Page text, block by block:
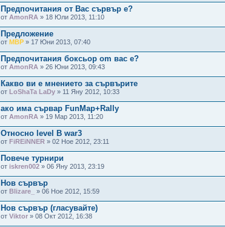
Предпочитания от Вас сървър e?
от AmonRA » 18 Юли 2013, 11:10
Предложение
от MBP » 17 Юни 2013, 07:40
Предпочитания боксьор om вас e?
от AmonRA » 26 Юни 2013, 09:43
Какво ви е мнението за сървърите
от LoShaTa LaDy » 11 Яну 2012, 10:33
ако има сървар FunMap+Rally
от AmonRA » 19 Мар 2013, 11:20
Относно level В war3
от FiREiNNER » 02 Ное 2012, 23:11
Повече турнири
от iskren002 » 06 Яну 2013, 23:19
Нов сървър
от Blizare_ » 06 Ное 2012, 15:59
Нов сървър (гласувайте)
от Viktor » 08 Окт 2012, 16:38